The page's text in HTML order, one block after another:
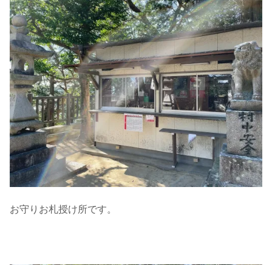
お守りお札授け所です。